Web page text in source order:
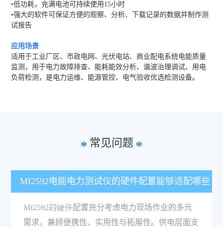
•低功耗，充满电池可持续使用15小时
•强大的软件可保证方便的观察、分析、下载记录的数据并制作测
试报告
应用场景
适用于工业厂区、市政电网、光伏电站、商业配电系统电能质量
监测，用于电力故障排查、能耗能效分析、谐波治理调试、用电
负荷检测，是电力运维、能源管控、电气验收优选检测设备。
* 常见问题 *
MI2592电能电力测试仪的硬件配置能够适配哪些
现场作业需求？
MI2592的硬件配置充分考虑电力现场作业的多元
需求，兼顾便携性、实用性与拓展性。供电层面支